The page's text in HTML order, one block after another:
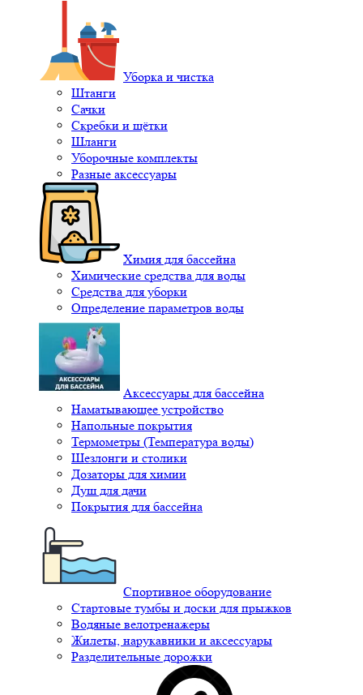
Уборка и чистка
Штанги
Сачки
Скребки и щётки
Шланги
Уборочные комплекты
Разные аксессуары
Химия для бассейна
Химические средства для воды
Средства для уборки
Определение параметров воды
Аксессуары для бассейна
Наматывающее устройство
Напольные покрытия
Термометры (Температура воды)
Шезлонги и столики
Дозаторы для химии
Душ для дачи
Покрытия для бассейна
Спортивное оборудование
Стартовые тумбы и доски для прыжков
Водяные велотренажеры
Жилеты, нарукавники и аксессуары
Разделительные дорожки